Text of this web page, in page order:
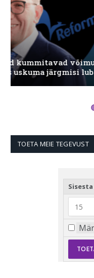
VEEBRUAR 27, 2026
Vastandlikud
kohta näitavad
TOETA MEIE TEGEVUST